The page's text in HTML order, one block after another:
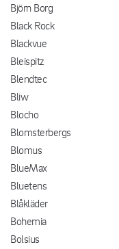
Björn Borg
Black Rock
Blackvue
Bleispitz
Blendtec
Bliw
Blocho
Blomsterbergs
Blomus
BlueMax
Bluetens
Blåkläder
Bohemia
Bolsius